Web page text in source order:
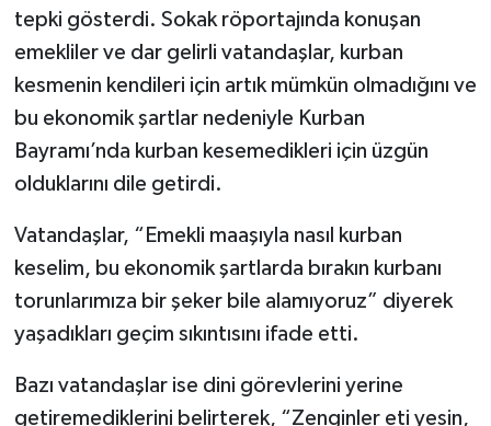
tepki gösterdi. Sokak röportajında konuşan
emekliler ve dar gelirli vatandaşlar, kurban
kesmenin kendileri için artık mümkün olmadığını ve
bu ekonomik şartlar nedeniyle Kurban
Bayramı’nda kurban kesemedikleri için üzgün
olduklarını dile getirdi.
Vatandaşlar, “Emekli maaşıyla nasıl kurban
keselim, bu ekonomik şartlarda bırakın kurbanı
torunlarımıza bir şeker bile alamıyoruz” diyerek
yaşadıkları geçim sıkıntısını ifade etti.
Bazı vatandaşlar ise dini görevlerini yerine
getiremediklerini belirterek, “Zenginler eti yesin,